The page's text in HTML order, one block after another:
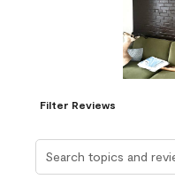
Filter Reviews